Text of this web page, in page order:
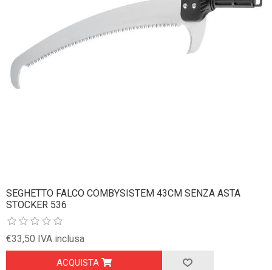
SEGHETTO FALCO COMBYSISTEM 43CM SENZA ASTA
STOCKER 536
€33,50 IVA inclusa
ACQUISTA